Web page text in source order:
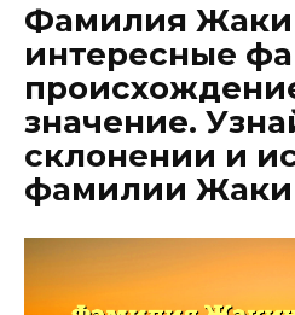
Фамилия
интересные
значение.
склонении и
фамилии